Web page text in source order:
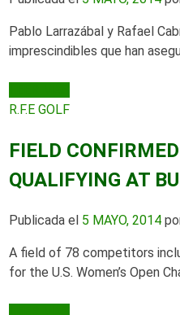
Pablo Larrazábal y Rafael
imprescindibles que han
R.F.E GOLF
FIELD
QUALIFYING AT
Publicada el 5 MAYO, 2014
A field of 78 competitors
for the U.S. Women’s Open